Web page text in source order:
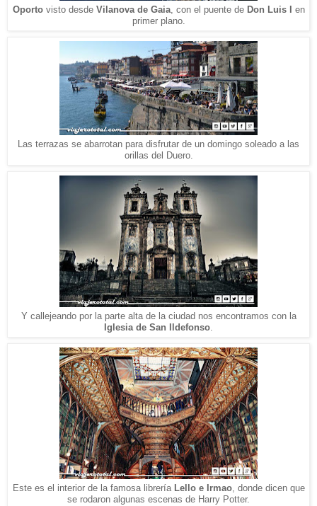
Oportovisto desde Vilanova de Gaia, con el puente de Don Luis I
en
primer plano.
Las terrazas se abarrotan para disfrutar de un domingo soleado a las
orillas del Duero.
Y callejeando por la parte alta de la ciudad nos encontramos con la
Iglesia de San Ildefonso.
Este es el interior de la famosa librería Lello e Irmao, donde dicen que
se rodaron algunas escenas de Harry Potter.